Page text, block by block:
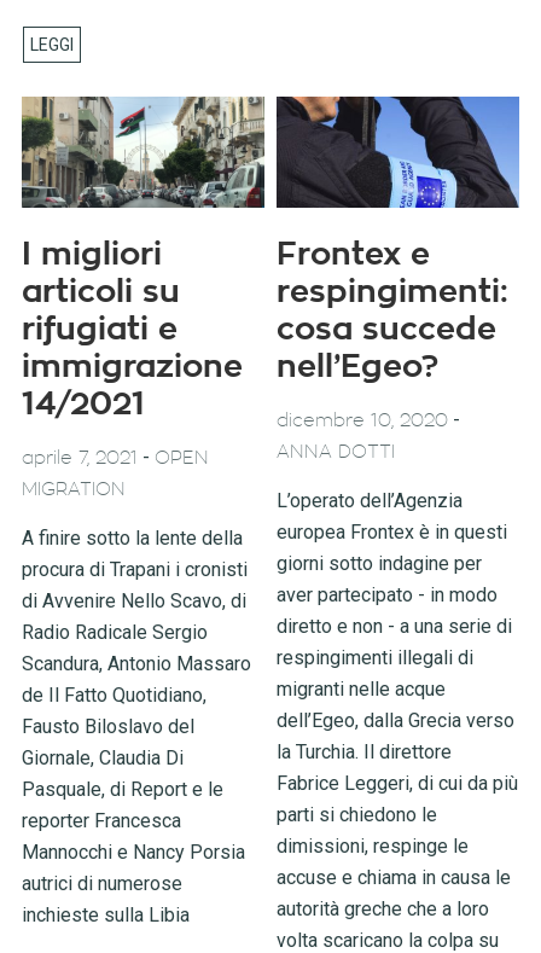
I migliori
articoli su
rifugiati e
immigrazione
14/2021
aprile 7, 2021 - OPEN
MIGRATION
A finire sotto la lente della
procura di Trapani i cronisti
di Avvenire Nello Scavo, di
Radio Radicale Sergio
Scandura, Antonio Massaro
de Il Fatto Quotidiano,
Fausto Biloslavo del
Giornale, Claudia Di
Pasquale, di Report e le
reporter Francesca
Mannocchi e Nancy Porsia
autrici di numerose
inchieste sulla Libia
Frontex e
respingimenti:
cosa succede
nell’Egeo?
dicembre 10, 2020 -
ANNA DOTTI
L’operato dell’Agenzia
europea Frontex è in questi
giorni sotto indagine per
aver partecipato - in modo
diretto e non - a una serie di
respingimenti illegali di
migranti nelle acque
dell’Egeo, dalla Grecia verso
la Turchia. Il direttore
Fabrice Leggeri, di cui da più
parti si chiedono le
dimissioni, respinge le
accuse e chiama in causa le
autorità greche che a loro
volta scaricano la colpa su